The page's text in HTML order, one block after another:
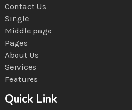
Contact Us
Single
Middle page
Pages
About Us
Services
Features
Quick Link